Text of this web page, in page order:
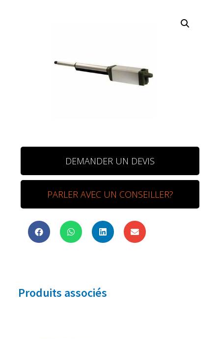
DEMANDER UN DEVIS
PARLER AVEC UN CONSEILLER?
Produits associés